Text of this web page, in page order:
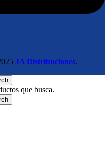
JA Distribuciones.
que busca.